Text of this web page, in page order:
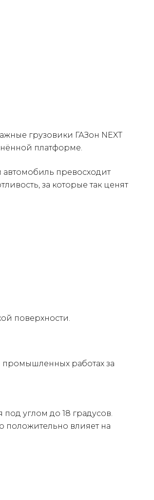
грузовики ГАЗон NEXT
платформе.
превосходит
за которые так ценят
поверхности.
промышленных работах за
углом до 18 градусов.
положительно влияет на